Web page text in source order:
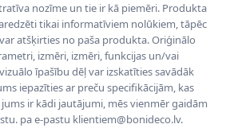
nozīme un tie ir kā piemēri. Produkta
tikai informatīviem nolūkiem, tāpēc
atšķirties no paša produkta. Oriģinālo
izmēri, izmēri, funkcijas un/vai
īpašību dēļ var izskatīties savādāk
iepazīties ar preču specifikācijām, kas
ir kādi jautājumi, mēs vienmēr gaidām
pa e-pastu klientiem@bonideco.lv.